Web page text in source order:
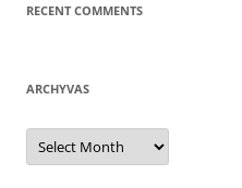
RECENT COMMENTS
ARCHYVAS
Archyvas